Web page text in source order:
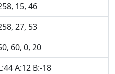
15, 46
27, 53
60, 0, 20
A:12 B:-18